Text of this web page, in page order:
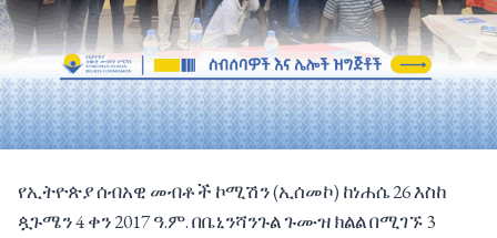
የኢትዮጵያ ሰብአዊ መብቶች ኮሚሽን (ኢሰመኮ) ከነሐሴ 26 እስከ
ጷጉሜን 4 ቀን 2017 ዓ.ም. በቤኒንሻንጉል ጉሙዝ ክልል በሚገኙ 3